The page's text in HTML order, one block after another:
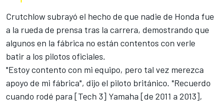
Crutchlow subrayó el hecho de que nadie de Honda fue
a la rueda de prensa tras la carrera, demostrando que
algunos en la fábrica no están contentos con verle
batir a los pilotos oficiales.
"Estoy contento con mi equipo, pero tal vez merezca
apoyo de mi fábrica", dijo el piloto británico. "Recuerdo
cuando rodé para [Tech 3] Yamaha [de 2011 a 2013],